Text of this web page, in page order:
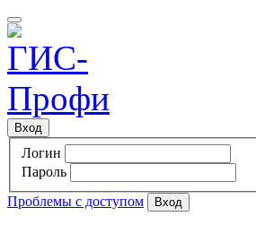
Вход
Логин
Пароль
Проблемы с доступом